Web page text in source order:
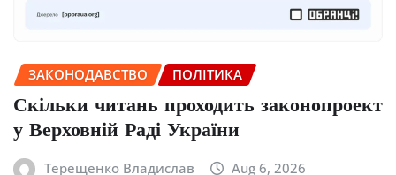
ЗАКОНОДАВСТВО ПОЛІТИКА
Скільки читань проходить законопроект
у Верховній Раді України
Терещенко Владислав Aug 6, 2026